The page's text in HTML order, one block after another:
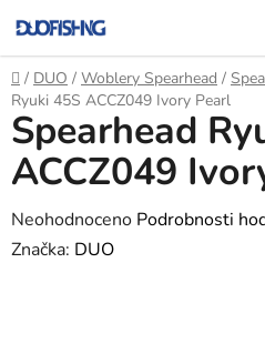
na
obsah
Domů
/ DUO / Woblery Spearhead /
Ryuki 45S ACCZ049 Ivory Pearl
Spearhead
ACCZ049
Průměrné
hodnocení
Neohodnoceno Podrobnosti
Značka: DUO